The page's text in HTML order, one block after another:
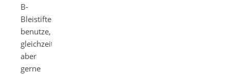
B-
Bleistifte
benutze,
gleichzeitig
aber
gerne